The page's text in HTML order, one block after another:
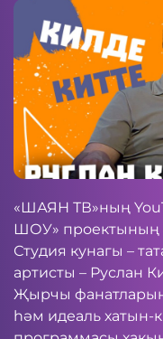
«ШАЯН ТВ»ның
ШОУ» проектының
Студия кунагы –
артисты – Руслан
Җырчы
һәм идеаль хатын-